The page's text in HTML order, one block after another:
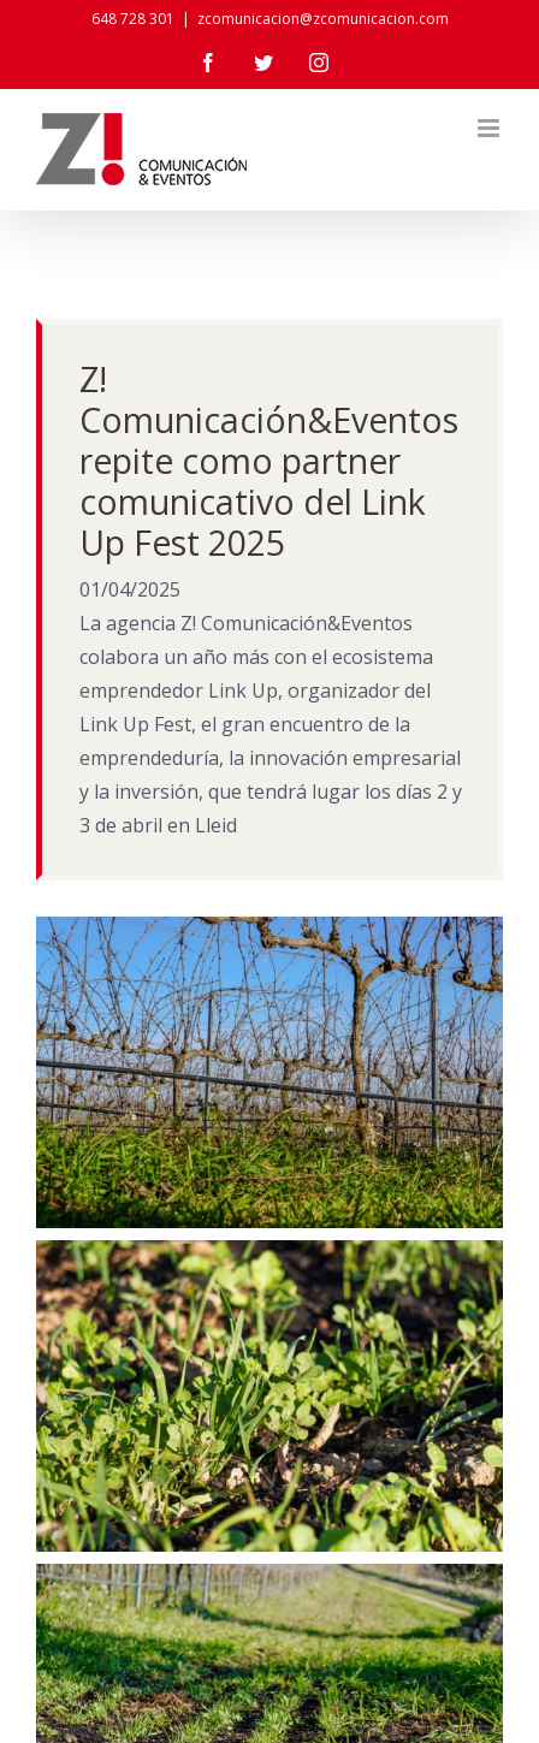
content
648 728 301 | zcomunicacion@zcomunicacion.com
FacebookTwitterInstagram
Z!
Comunicación&Eventos
repite como partner
comunicativo del Link
Up Fest 2025
01/04/2025
La agencia Z! Comunicación&Eventos
colabora un año más con el ecosistema
emprendedor Link Up, organizador del
Link Up Fest, el gran encuentro de la
emprendeduría, la innovación empresarial
y la inversión, que tendrá lugar los días 2 y
3 de abril en Lleid